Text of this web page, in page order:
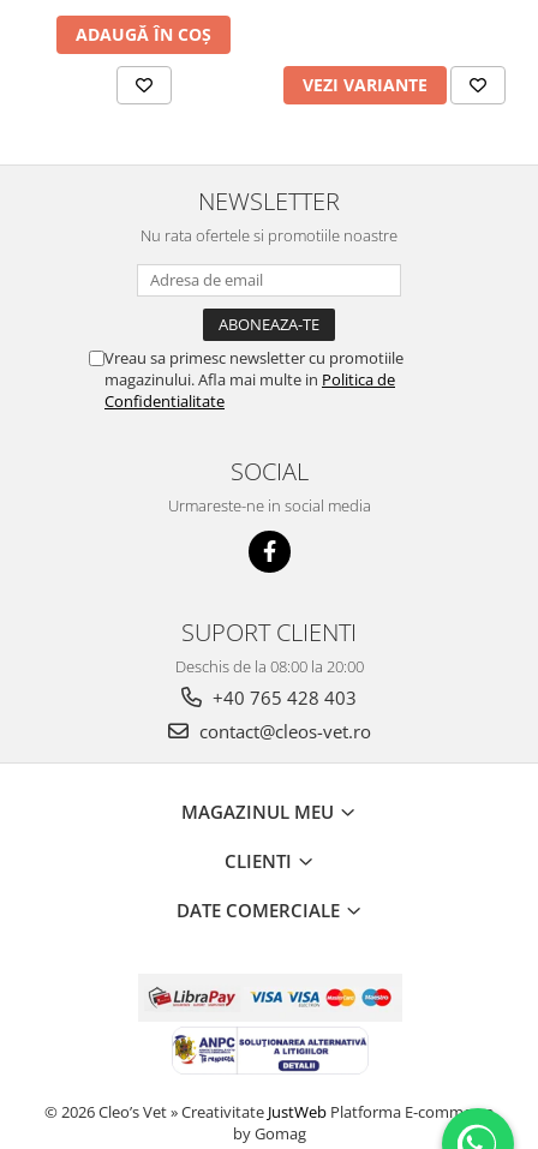
ADAUGĂ ÎN COȘ
VEZI VARIANTE
NEWSLETTER
Nu rata ofertele si promotiile noastre
Vreau sa primesc newsletter cu promotiile
magazinului. Afla mai multe in Politica de
Confidentialitate
SOCIAL
Urmareste-ne in social media
SUPORT CLIENTI
Deschis de la 08:00 la 20:00
+40 765 428 403
contact@cleos-vet.ro
MAGAZINUL MEU
CLIENTI
DATE COMERCIALE
© 2026 Cleo’s Vet » Creativitate JustWeb Platforma E-commerce
by Gomag